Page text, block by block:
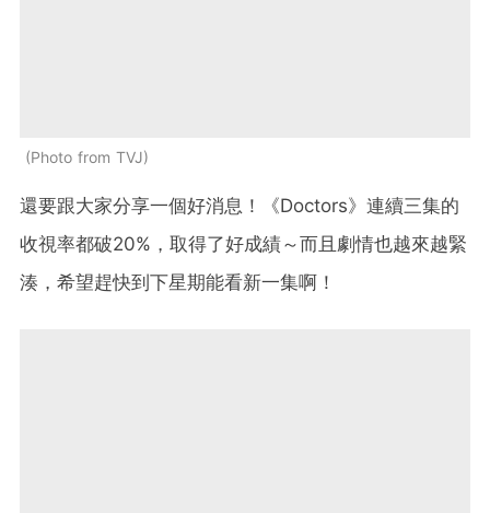
Photo from TVJ
還要跟大家分享一個好消息！《Doctors》連續三集的
收視率都破20%，取得了好成績～而且劇情也越來越緊
湊，希望趕快到下星期能看新一集啊！